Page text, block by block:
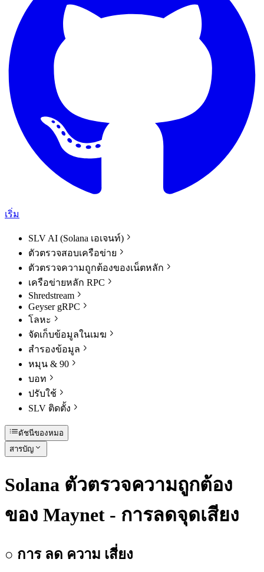
เริ่ม
SLV AI (Solana เอเจนท์)
ตัวตรวจสอบเครือข่าย
ตัวตรวจความถูกต้องของเน็ตหลัก
เครือข่ายหลัก RPC
Shredstream
Geyser gRPC
โลหะ
จัดเก็บข้อมูลในเมฆ
สํารองข้อมูล
หมุน & 90
บอท
ปรับใช้
SLV ติดตั้ง
ดัชนีของหมอ
สารบัญ
Solana ตัวตรวจความถูกต้อง
ของ Maynet - การลดจุดเสียง
○ การ ลด ความ เสี่ยง